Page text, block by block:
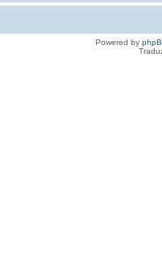
Powered by